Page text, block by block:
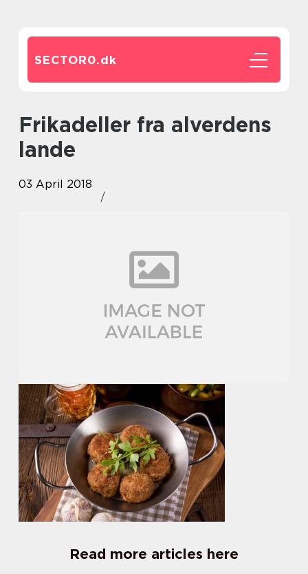
SECTOR0.dk
Frikadeller fra alverdens
lande
03 April 2018
Read more articles here